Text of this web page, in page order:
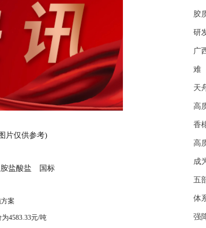
片仅供参考)
胺盐酸盐 国标
案
4583.33元/吨
胶
研
广
难
天
高
香
高
成
五
体
强